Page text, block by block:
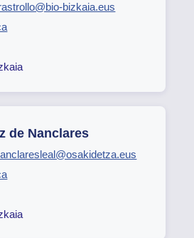
bizkaia.eus
de Nanclares